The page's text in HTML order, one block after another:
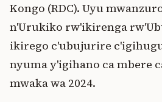
Kongo (RDC). Uyu
n'Urukiko rw'ikirenga
ikirego c'ubujurire
nyuma y'igihano ca mbere
mwaka wa 2024.